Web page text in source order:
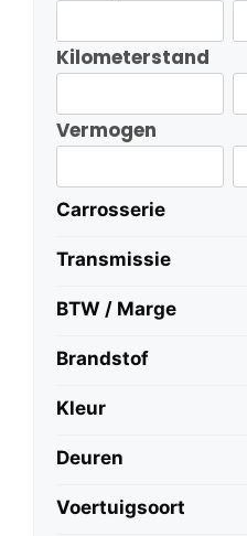
Kilometerstand
Vermogen
Carrosserie
Transmissie
BTW / Marge
Brandstof
Kleur
Deuren
Voertuigsoort